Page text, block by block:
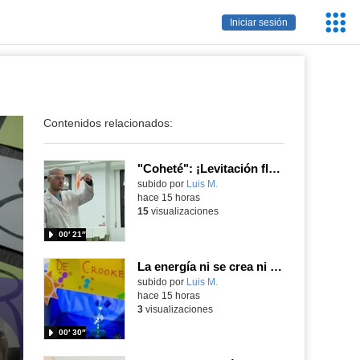
Iniciar sesión
Contenidos relacionados:
"Coheté": ¡Levitación flamígera!
Contenido educativo.
subido por Luis M.
00′ 21″
hace 15 horas
15visualizaciones
La energía ni se crea ni se destruye... ¡se experimenta! El Tierno en la Feria Madrid es Ciencia 2026
Contenido educativo.
subido por Luis M.
00′ 30″
hace 15 horas
3visualizaciones